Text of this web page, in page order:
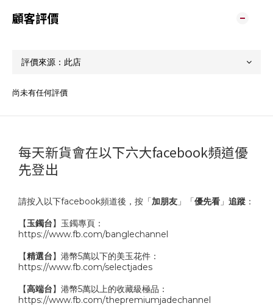
顧客評價
尚未有任何評價
每天新貨會在以下六大facebook頻道優
先登出
請按入以下facebook頻道後，按「加朋友 」「優先看 」 追蹤 ：
【玉鐲台】玉鐲專頁：
https://www.fb.com/banglechannel
【精選台】港幣5萬以下的美玉花件：
https://www.fb.com/selectjades
【高端台】港幣5萬以上的收藏級極品：
https://www.fb.com/thepremiumjadechannel